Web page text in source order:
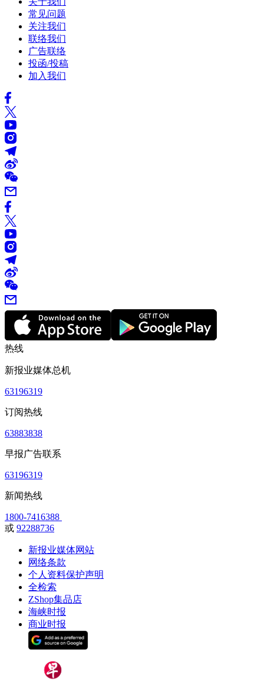
常见问题
关注我们
联络我们
广告联络
投函/投稿
加入我们
热线
新报业媒体总机
63196319
订阅热线
63883838
早报广告联系
63196319
新闻热线
1800-7416388
或 92288736
新报业媒体网站
网络条款
个人资料保护声明
全检索
ZShop集品店
海峡时报
商业时报